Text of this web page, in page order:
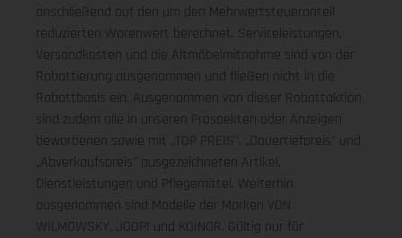
anschließend auf den um den Mehrwertsteueranteil
reduzierten Warenwert berechnet. Serviceleistungen,
Versandkosten und die Altmöbelmitnahme sind von der
Rabattierung ausgenommen und fließen nicht in die
Rabattbasis ein. Ausgenommen von dieser Rabattaktion
sind zudem alle in unseren Prospekten oder Anzeigen
beworbenen sowie mit „TOP PREIS", „Dauertiefpreis" und
„Abverkaufspreis" ausgezeichneten Artikel,
Dienstleistungen und Pflegemittel. Weiterhin
ausgenommen sind Modelle der Marken VON
WILMOWSKY, JOOP! und KOINOR. Gültig nur für